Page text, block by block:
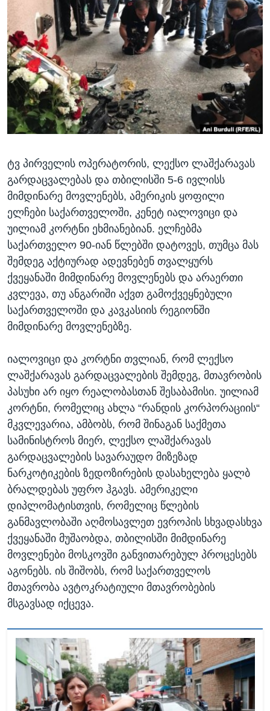
ᲡᲢᲣᲓᲘᲐ ᲕᲐᲨᲘᲜᲒᲢᲝᲜᲘ
ᲔᲙᲝᲜᲝᲛᲘᲙᲐ
ᲯᲐᲜᲛᲠᲗᲔᲚᲝᲑᲐ
ᲛᲔᲪᲜᲘᲔᲠᲔᲑᲐ
ᲘᲜᲢᲔᲠᲕᲘᲣ
ᲙᲣᲚᲢᲣᲠᲐ
ᲒᲐᲚᲘᲚᲔᲝ
Learning English
ᲗᲕᲐᲚᲘ ᲒᲕᲐᲓᲔᲕᲜᲔᲗ
ენები
ტვ პირველის ოპერატორის, ლექსო ლაშქარავას
გარდაცვალებას და თბილისში 5-6 ივლისს
მიმდინარე მოვლენებს, ამერიკის ყოფილი
ელჩები საქართველოში, კენეტ იალოვიცი და
უილიამ კორტნი ეხმიანებიან. ელჩებმა
საქართველო 90-იან წლებში დატოვეს, თუმცა მას
შემდეგ აქტიურად ადევნებენ თვალყურს
ქვეყანაში მიმდინარე მოვლენებს და არაერთი
კვლევა, თუ ანგარიში აქვთ გამოქვეყნებული
საქართველოში და კავკასიის რეგიონში
მიმდინარე მოვლენებზე.
იალოვიცი და კორტნი თვლიან, რომ ლექსო
ლაშქარავას გარდაცვალების შემდეგ, მთავრობის
პასუხი არ იყო რეალობასთან შესაბამისი. უილიამ
კორტნი, რომელიც ახლა “რანდის კორპორაციის“
მკვლევარია, ამბობს, რომ შინაგან საქმეთა
სამინისტროს მიერ, ლექსო ლაშქარავას
გარდაცვალების სავარაუდო მიზეზად
ნარკოტიკების ზედოზირების დასახელება ყალბ
ბრალდებას უფრო ჰგავს. ამერიკელი
დიპლომატისთვის, რომელიც წლების
განმავლობაში აღმოსავლეთ ევროპის სხვადასხვა
ქვეყანაში მუშაობდა, თბილისში მიმდინარე
მოვლენები მოსკოვში განვითარებულ პროცესებს
აგონებს. ის შიშობს, რომ საქართველოს
მთავრობა ავტოკრატიული მთავრობების
მსგავსად იქცევა.